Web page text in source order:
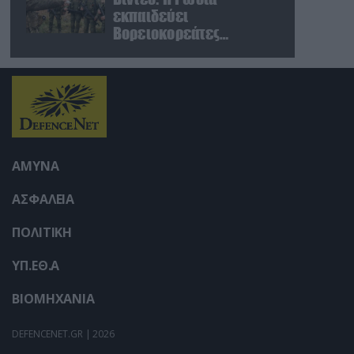
εκπαιδεύει
Βορειοκορεάτες
βολής για νέες
ΑΜΥΝΑ
ΑΣΦΑΛΕΙΑ
ΠΟΛΙΤΙΚΗ
ΥΠ.ΕΘ.Α
ΒΙΟΜΗΧΑΝΙΑ
DEFENCENET.GR | 2026